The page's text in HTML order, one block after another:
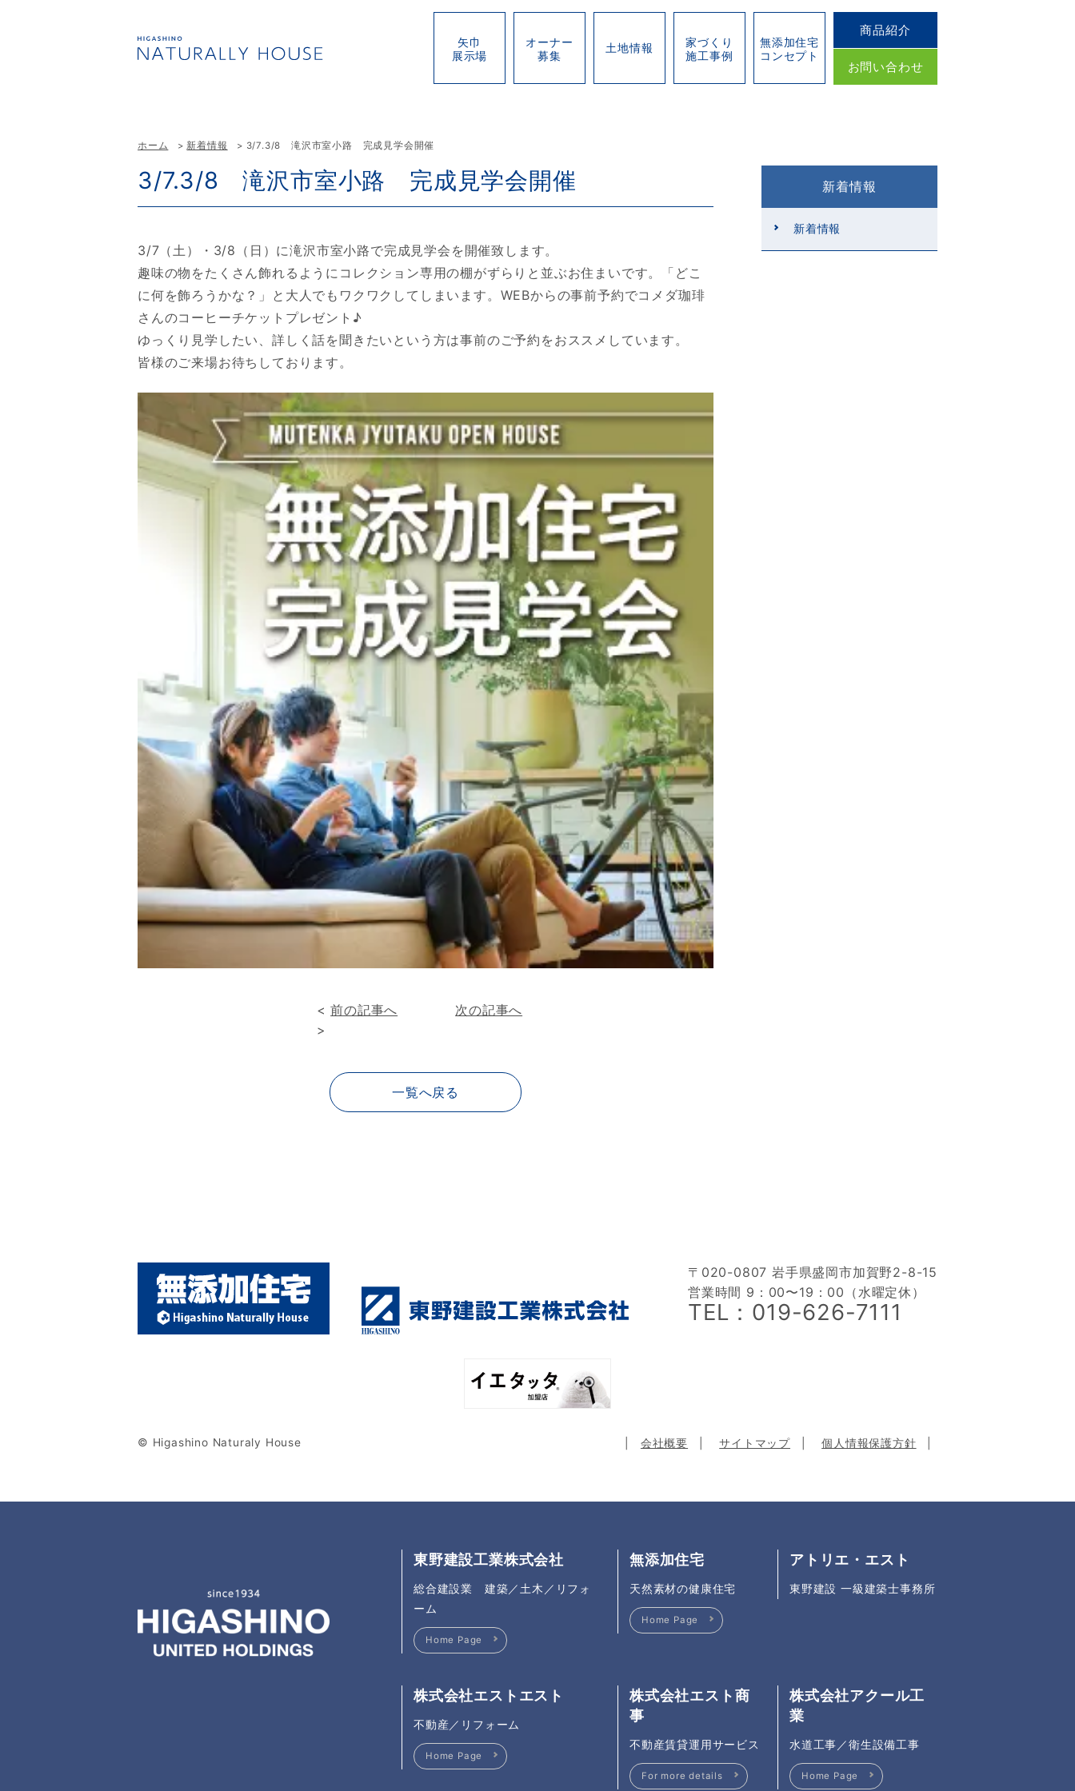
矢巾
展示場
オーナー
募集
土地情報
家づくり
施工事例
無添加住宅
コンセプト
商品紹介
お問い合わせ
ホーム 新着情報 3/7.3/8 滝沢市室小路 完成見学会開催
3/7.3/8 滝沢市室小路 完成見学会開催
3/7（土）・3/8（日）に滝沢市室小路で完成見学会を開催致します。
趣味の物をたくさん飾れるようにコレクション専用の棚がずらりと並ぶお住まいです。「どこ
に何を飾ろうかな？」と大人でもワクワクしてしまいます。WEBからの事前予約でコメダ珈琲
さんのコーヒーチケットプレゼント♪
ゆっくり見学したい、詳しく話を聞きたいという方は事前のご予約をおススメしています。
皆様のご来場お待ちしております。
<前の記事へ
次の記事へ
>
一覧へ戻る
新着情報
新着情報
〒020-0807 岩手県盛岡市加賀野2-8-15
営業時間 9：00〜19：00（水曜定休）
TEL：019-626-7111
会社概要 サイトマップ 個人情報保護方針
© Higashino Naturaly House
東野建設工業株式会社
総合建設業 建築／土木／リフォ
ーム
Home Page
無添加住宅
天然素材の健康住宅
Home Page
アトリエ・エスト
東野建設 一級建築士事務所
株式会社エストエスト
不動産／リフォーム
Home Page
株式会社エスト商
事
不動産賃貸運用サービス
For more details
株式会社アクール工
業
水道工事／衛生設備工事
Home Page